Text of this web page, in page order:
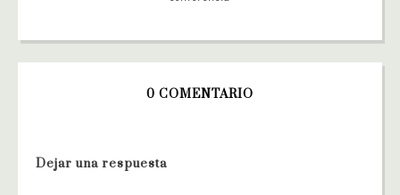
0 COMENTARIO
Dejar una respuesta